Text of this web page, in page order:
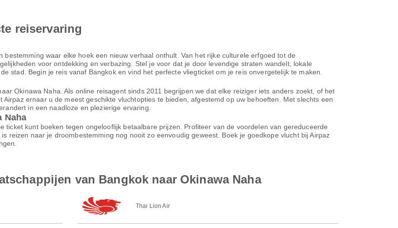
reiservaring
waar elke hoek een nieuw verhaal onthult. Van het rijke culturele erfgoed tot de
voor ontdekking en verbazing. Stel je voor dat je door levendige straten wandelt, lokale
stad. Begin je reis vanaf Bangkok en vind het perfecte vliegticket om je reis onvergetelijk te maken.
Okinawa Naha. Als online reisagent sinds 2011 begrijpen we dat elke reiziger iets anders zoekt, of het
ernaar u de meest geschikte vluchtopties te bieden, afgestemd op uw behoeften. Met slechts een
in een naadloze en plezierige ervaring.
Naha
ticket kunt boeken tegen ongelooflijk betaalbare prijzen. Profiteer van de voordelen van gereduceerde
reizen naar je droombestemming nog nooit zo eenvoudig geweest. Boek je goedkope vlucht bij Airpaz
van Bangkok naar Okinawa Naha
Thai Lion Air